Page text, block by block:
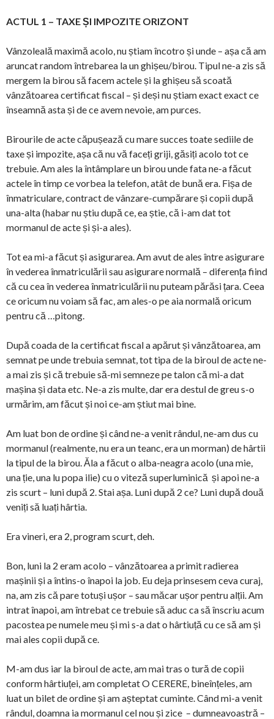
ACTUL 1 – TAXE ȘI IMPOZITE ORIZONT
Vânzoleală maximă acolo, nu știam încotro și unde – așa că am
aruncat random întrebarea la un ghișeu/birou. Tipul ne-a zis să
mergem la birou să facem actele și la ghișeu să scoată
vânzătoarea certificat fiscal – și deși nu știam exact exact ce
înseamnă asta și de ce avem nevoie, am purces.
Birourile de acte căpușează cu mare succes toate sediile de
taxe și impozite, așa că nu vă faceți griji, găsiți acolo tot ce
trebuie. Am ales la întâmplare un birou unde fata ne-a făcut
actele în timp ce vorbea la telefon, atât de bună era. Fișa de
înmatriculare, contract de vânzare-cumpărare și copii după
una-alta (habar nu știu după ce, ea știe, că i-am dat tot
mormanul de acte și și-a ales).
Tot ea mi-a făcut și asigurarea. Am avut de ales între asigurare
în vederea înmatriculării sau asigurare normală – diferența fiind
că cu cea în vederea înmatriculării nu puteam părăsi țara. Ceea
ce oricum nu voiam să fac, am ales-o pe aia normală oricum
pentru că …pitong.
După coada de la certificat fiscal a apărut și vânzătoarea, am
semnat pe unde trebuia semnat, tot tipa de la biroul de acte ne-
a mai zis și că trebuie să-mi semneze pe talon că mi-a dat
mașina și data etc. Ne-a zis multe, dar era destul de greu s-o
urmărim, am făcut și noi ce-am știut mai bine.
Am luat bon de ordine și când ne-a venit rândul, ne-am dus cu
mormanul (realmente, nu era un teanc, era un morman) de hârtii
la tipul de la birou. Ăla a făcut o alba-neagra acolo (una mie,
una ție, una lu popa ilie) cu o viteză superluminică și apoi ne-a
zis scurt – luni după 2. Stai așa. Luni după 2 ce? Luni după două
veniți să luați hârtia.
Era vineri, era 2, program scurt, deh.
Bon, luni la 2 eram acolo – vânzătoarea a primit radierea
mașinii și a întins-o înapoi la job. Eu deja prinsesem ceva curaj,
na, am zis că pare totuși ușor – sau măcar ușor pentru alții. Am
intrat înapoi, am întrebat ce trebuie să aduc ca să înscriu acum
pacostea pe numele meu și mi s-a dat o hârtiuță cu ce să am și
mai ales copii după ce.
M-am dus iar la biroul de acte, am mai tras o tură de copii
conform hârtiuței, am completat O CERERE, bineînțeles, am
luat un bilet de ordine și am așteptat cuminte. Când mi-a venit
rândul, doamna ia mormanul cel nou și zice – dumneavoastră –